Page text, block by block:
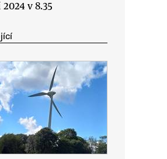
v 8.35